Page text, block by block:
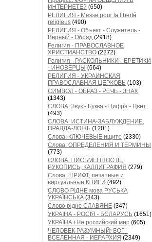
ИНТЕРНЕТЕ? (650)
РЕЛИГИЯ - Messe pour la liberté
religieus (490)
РЕЛИГИЯ - Объект - Служитель -
Верный - Обряд (2918)
Религия - ПРАВОСЛАВНОЕ
ХРИСТИАНСТВО (2272)
Религия - РАСКОЛЬНИКИ - ЕРЕТИКИ
- ИНОВЕРЦЫ (664)
РЕЛИГИЯ - УКРАИНСКАЯ
ПРАВОСЛАВНАЯ ЦЕРКОВЬ (103)
СИМВОЛ - ОБРАЗ - РЕЧЬ - ЗНАК
(1343)
СЛОВА: Звук - Буква - Цифра - Цвет.
(493)
СЛОВА: ИСТИНА-ЗАБЛУЖДЕНИЕ,
ПРАВДА-ЛОЖЬ (1201)
Слова: КЛЮЧЕВЫЕ ищите (2330)
Слова: ОПРЕДЕЛЕНИЯ И ТЕРМИНЫ
(773)
СЛОВА: ПИСЬМЕННОСТЬ,
РУКОПИСЬ, КАЛЛИГРАФИЯ (279)
Слова: ШРИФТ, печатные и
виртуальные КНИГИ (492)
СЛОВО РІДНЕ мова РУСЬКА
УКРАЇНСЬКА (343)
Слово рідне СЛАВЯНЕ (347)
УКРАІНА - РОСІЯ - БЄЛАРУСЬ (1651)
УКРАЇНА і Не российский мир (605)
ЧЕЛОВЕК РАЗУМНЫЙ: БОГ -
ВСЕЛЕННАЯ - ИЕРАРХИЯ (2349)